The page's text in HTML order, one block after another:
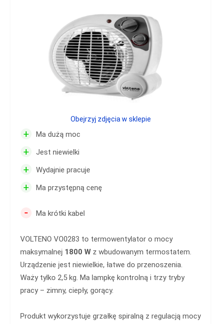
+ Ma dużą moc
+ Jest niewielki
+ Wydajnie pracuje
+ Ma przystępną cenę
- Ma krótki kabel
VOLTENO VO0283 to termowentylator o mocy
maksymalnej 1800 W z wbudowanym termostatem.
Urządzenie jest niewielkie, łatwe do przenoszenia.
Waży tylko 2,5 kg. Ma lampkę kontrolną i trzy tryby
pracy – zimny, ciepły, gorący.
Produkt wykorzystuje grzałkę spiralną z regulacją mocy
Obejrzyj zdjęcia w sklepie